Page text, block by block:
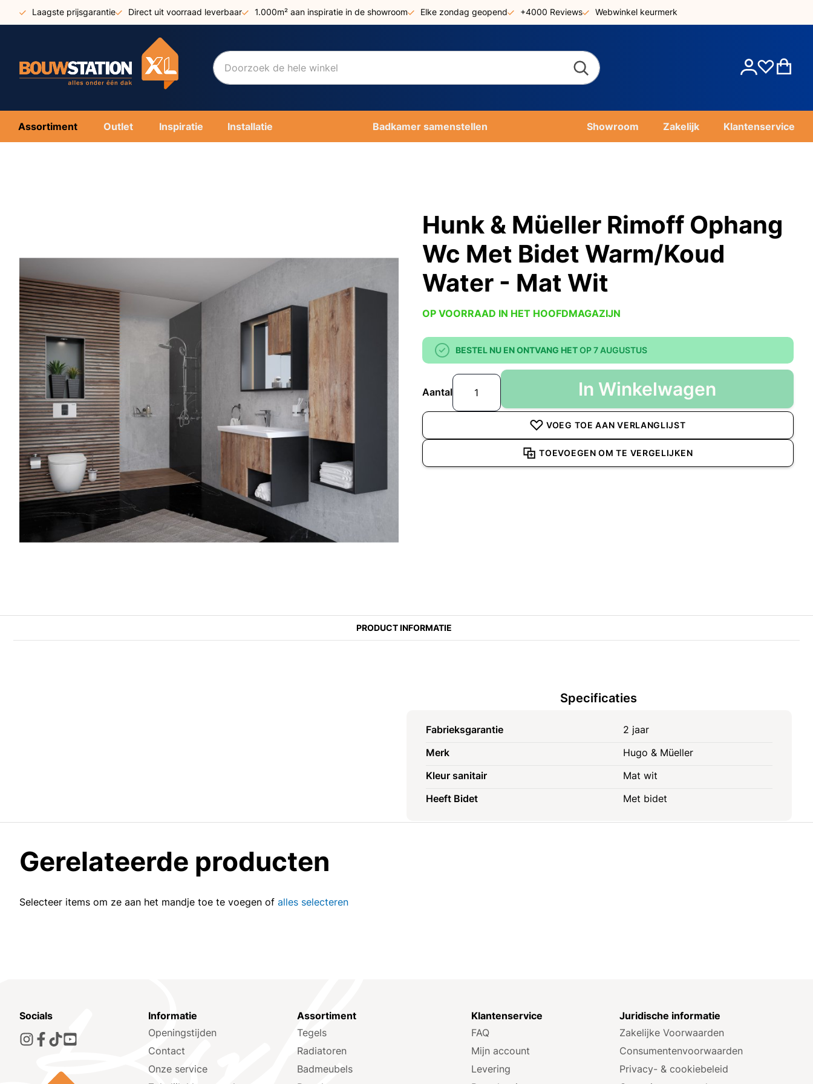
Ga
naar
Laagste prijsgarantie Direct uit voorraad leverbaar 1.000m² aan inspiratie in de showroom Elke zondag geopend +4000 Reviews Webwinkel keurmerk
Account
Assortiment Outlet Inspiratie Installatie Badkamer samenstellen Showroom Zakelijk Klantenservice
Hunk & Müeller Rimoff Ophang
Wc Met Bidet Warm/Koud
Water - Mat Wit
OP VOORRAAD IN HET HOOFDMAGAZIJN
BESTEL NU EN ONTVANG HETOP 7 AUGUSTUS
Aantal In Winkelwagen
VOEG TOE AAN VERLANGLIJST
TOEVOEGEN OM TE VERGELIJKEN
PRODUCT INFORMATIE
Specificaties
Fabrieksgarantie
2 jaar
Merk
Hugo & Müeller
Kleur sanitair
Mat wit
Heeft Bidet
Met bidet
Gerelateerde producten
Selecteer items om ze aan het mandje toe te voegen of alles selecteren
Socials
Informatie
Openingstijden
Contact
Onze service
Assortiment
Tegels
Radiatoren
Badmeubels
Klantenservice
FAQ
Mijn account
Levering
Juridische informatie
Zakelijke Voorwaarden
Consumenten­voorwaarden
Privacy- & cookiebeleid